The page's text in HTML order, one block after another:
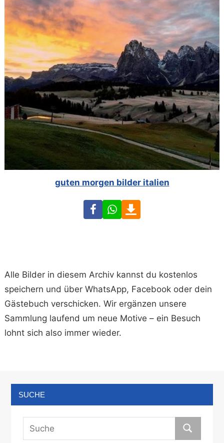
guten morgen bilder italien
FacebookWhatsApp
Alle Bilder in diesem Archiv kannst du kostenlos
speichern und über WhatsApp, Facebook oder dein
Gästebuch verschicken. Wir ergänzen unsere
Sammlung laufend um neue Motive – ein Besuch
lohnt sich also immer wieder.
SUCHE